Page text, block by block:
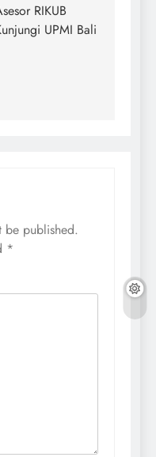
RIKUB
UPMI Bali
be published.
*